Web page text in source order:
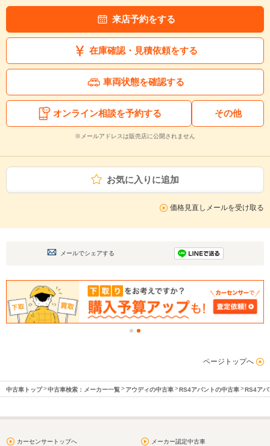
来店予約をする
在庫確認・見積依頼をする
車両状態を確認する
オンライン相談を予約する その他
※メールアドレスは販売店に公開されません
お気に入りに追加
価格見直しメールを受け取る
メールでシェアする
ページトップへ
中古車トップ 中古車検索：メーカー一覧 アウディの中古車 RS4アバントの中古車 RS4アバ
カーセンサートップへ メーカー認定中古車